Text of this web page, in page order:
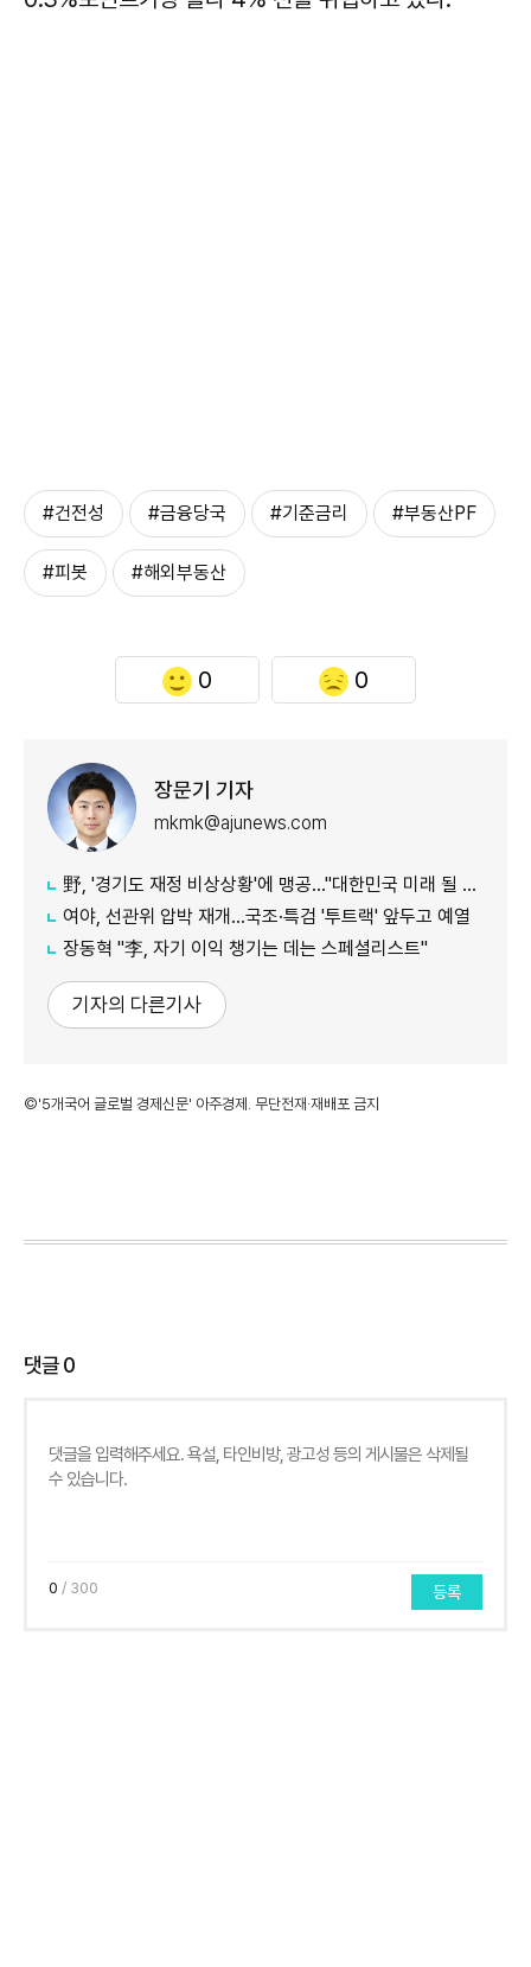
#건전성 #금융당국 #기준금리 #부동산PF
#피봇 #해외부동산
0 0
장문기 기자
mkmk@ajunews.com
野, '경기도 재정 비상상황'에 맹공…"대한민국 미래 될 수도"
여야, 선관위 압박 재개…국조·특검 '투트랙' 앞두고 예열
장동혁 "李, 자기 이익 챙기는 데는 스페셜리스트"
기자의 다른기사
©'5개국어 글로벌 경제신문' 아주경제. 무단전재·재배포 금지
댓글0
0 / 300 등록